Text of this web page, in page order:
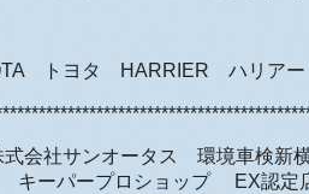
トヨタ HARRIER ハリア
式会社サンオータス 環境車検新
キーパープロショップ EX認定